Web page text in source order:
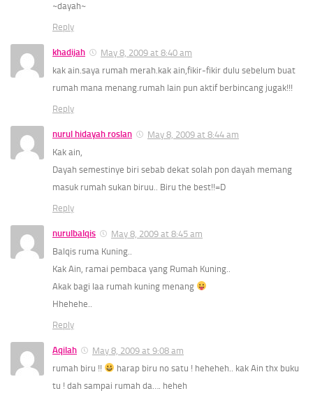
~dayah~
Reply
khadijah
May 8, 2009 at 8:40 am
kak ain.saya rumah merah.kak ain,fikir-fikir dulu sebelum buat
rumah mana menang.rumah lain pun aktif berbincang jugak!!!
Reply
nurul hidayah roslan
May 8, 2009 at 8:44 am
Kak ain,
Dayah semestinye biri sebab dekat solah pon dayah memang
masuk rumah sukan biruu.. Biru the best!!=D
Reply
nurulbalqis
May 8, 2009 at 8:45 am
Balqis ruma Kuning..
Kak Ain, ramai pembaca yang Rumah Kuning..
Akak bagi laa rumah kuning menang
Hhehehe..
Reply
Aqilah
May 8, 2009 at 9:08 am
rumah biru !!
harap biru no satu ! heheheh.. kak Ain thx buku
tu ! dah sampai rumah da…. heheh